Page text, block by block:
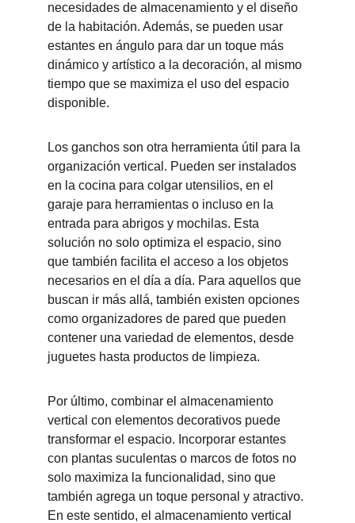
necesidades de almacenamiento y el diseño
de la habitación. Además, se pueden usar
estantes en ángulo para dar un toque más
dinámico y artístico a la decoración, al mismo
tiempo que se maximiza el uso del espacio
disponible.
Los ganchos son otra herramienta útil para la
organización vertical. Pueden ser instalados
en la cocina para colgar utensilios, en el
garaje para herramientas o incluso en la
entrada para abrigos y mochilas. Esta
solución no solo optimiza el espacio, sino
que también facilita el acceso a los objetos
necesarios en el día a día. Para aquellos que
buscan ir más allá, también existen opciones
como organizadores de pared que pueden
contener una variedad de elementos, desde
juguetes hasta productos de limpieza.
Por último, combinar el almacenamiento
vertical con elementos decorativos puede
transformar el espacio. Incorporar estantes
con plantas suculentas o marcos de fotos no
solo maximiza la funcionalidad, sino que
también agrega un toque personal y atractivo.
En este sentido, el almacenamiento vertical